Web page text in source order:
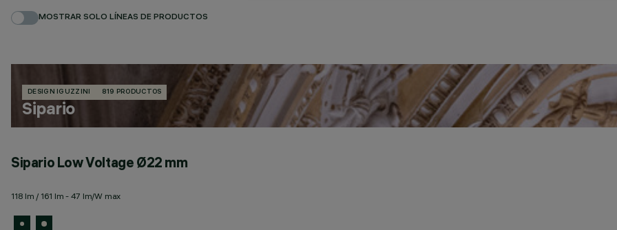
MOSTRAR SOLO LÍNEAS DE PRODUCTOS
DESIGN IGUZZINI 819 PRODUCTOS
Sipario
Sipario Low Voltage Ø22 mm
118 lm / 161 lm - 47 lm/W max